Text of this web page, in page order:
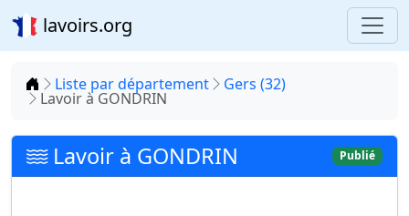
lavoirs.org
Accueil
Liste par département Gers (32)
Lavoir à GONDRIN
Lavoir à GONDRIN Publié